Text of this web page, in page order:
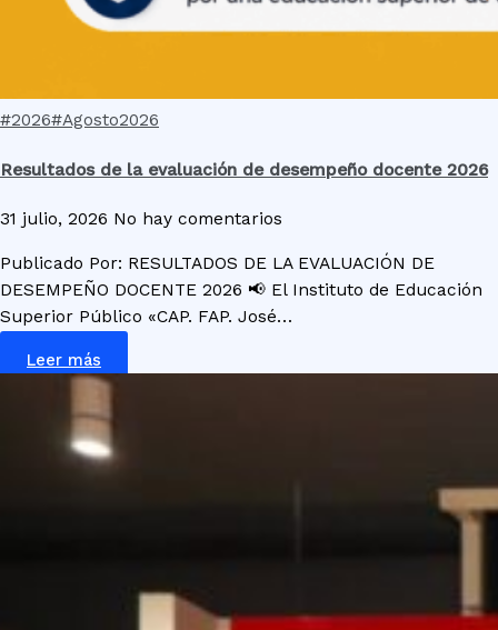
#2026#Agosto2026
Resultados de la evaluación de desempeño docente 2026
31 julio, 2026 No hay comentarios
Publicado Por: RESULTADOS DE LA EVALUACIÓN DE
DESEMPEÑO DOCENTE 2026 📢 El Instituto de Educación
Superior Público «CAP. FAP. José…
Leer más